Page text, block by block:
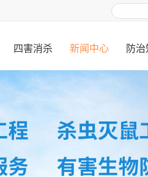
四害消杀 新闻中心 防